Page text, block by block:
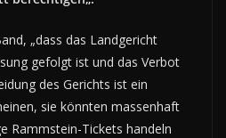
„dass das Landgericht
gefolgt ist und das Verbot
des Gerichts ist ein
sie könnten massenhaft
Rammstein-Tickets handeln